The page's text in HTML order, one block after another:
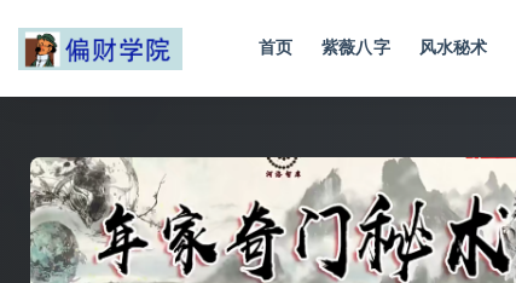
首页 紫薇八字 风水秘术